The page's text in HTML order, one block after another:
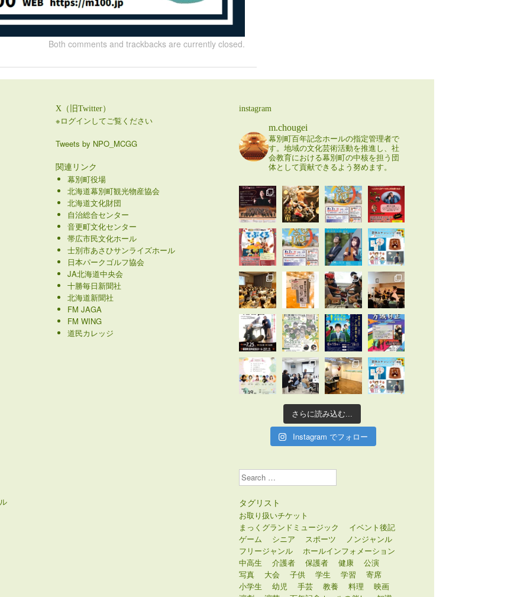
Both comments and trackbacks are currently closed.
X（旧Twitter）
※ログインしてご覧ください
Tweets by NPO_MCGG
関連リンク
幕別町役場
北海道幕別町観光物産協会
北海道文化財団
自治総合センター
音更町文化センター
帯広市民文化ホール
士別市あさひサンライズホール
日本パークゴルフ協会
JA北海道中央会
十勝毎日新聞社
北海道新聞社
FM JAGA
FM WING
道民カレッジ
instagram
m.chougei
幕別町百年記念ホールの指定管理者で
す。地域の文化芸術活動を推進し、社
会教育における幕別町の中核を担う団
体として貢献できるよう努めます。
さらに読み込む...
Instagram でフォロー
Search
タグリスト
お取り扱いチケット
まっくグランドミュージック
イベント後記
ゲーム
シニア スポーツ
ノンジャンル
フリージャンル
ホールインフォメーション
中高生
介護者 保護者 健康
公演
写真
大会 子供 学生 学習
寄席
小学生
幼児 手芸 教養 料理
映画